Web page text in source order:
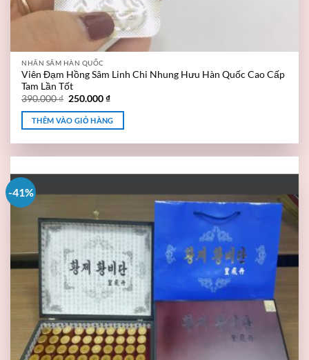
NHÂN SÂM HÀN QUỐC
Viên Đạm Hồng Sâm Linh Chi Nhung Hưu Hàn Quốc Cao Cấp
Tam Lần Tốt
390.000₫ 250.000₫
THÊM VÀO GIỎ HÀNG
-41%